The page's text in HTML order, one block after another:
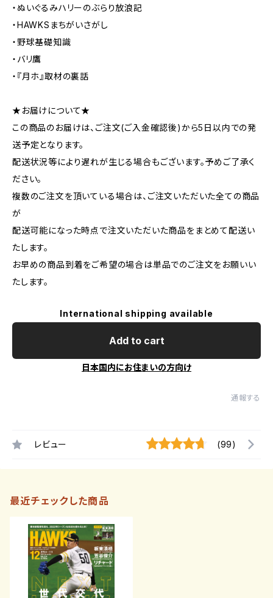
・ぬいぐるみハリーのぶらり放浪記
・HAWKSまちがいさがし
・野球基礎知識
・バリ鷹
・『月ホ』取材の裏話
★お届けについて★
この商品のお届けは、ご注文(ご入金確認後)から5日以内での発
送予定となります。
配送状況等により遅れが生じる場合もございます。予めご了承く
ださい。
複数のご注文を頂いている場合は、ご注文いただいた全ての商品
が
配送可能になった時点で注文いただいた商品をまとめて配送い
たします。
お早めの商品到着をご希望の場合は単品でのご注文をお願いい
たします。
International shipping available
Add to cart
日本国内にお住まいの方向け
通報する
レビュー (99)
最近チェックした商品